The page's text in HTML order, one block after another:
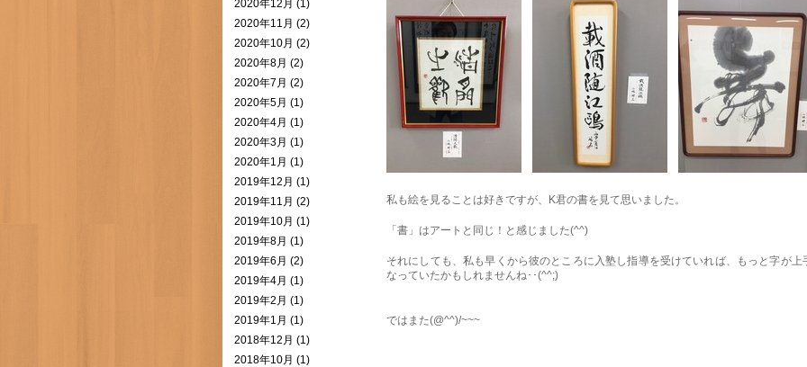
私も絵を見ることは好きですが、K君の書を見て思いました。
「書」はアートと同じ！と感じました(^^)
それにしても、私も早くから彼のところに入塾し指導を受けていれば、もっと字が上
なっていたかもしれませんね･･(^^;)
ではまた(@^^)/~~~
2020年12月 (1)
2020年11月 (2)
2020年10月 (2)
2020年8月 (2)
2020年7月 (2)
2020年5月 (1)
2020年4月 (1)
2020年3月 (1)
2020年1月 (1)
2019年12月 (1)
2019年11月 (2)
2019年10月 (1)
2019年8月 (1)
2019年6月 (2)
2019年4月 (1)
2019年2月 (1)
2019年1月 (1)
2018年12月 (1)
2018年10月 (1)